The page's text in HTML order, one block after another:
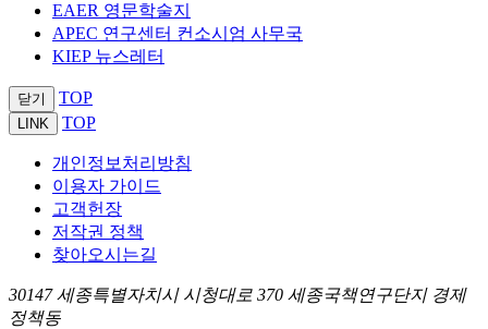
EAER 영문학술지
APEC 연구센터 컨소시엄 사무국
KIEP 뉴스레터
닫기 TOP
LINK TOP
개인정보처리방침
이용자 가이드
고객헌장
저작권 정책
찾아오시는길
30147 세종특별자치시 시청대로 370 세종국책연구단지 경제
정책동